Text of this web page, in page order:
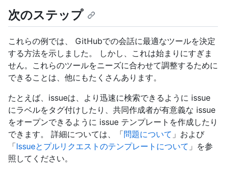
次のステップ
これらの例では、 GitHubでの会話に最適なツールを決定
する方法を示しました。 しかし、これは始まりにすぎま
せん。これらのツールをニーズに合わせて調整するために
できることは、他にもたくさんあります。
たとえば、issueは、より迅速に検索できるように issue
にラベルをタグ付けしたり、共同作成者が有意義な issue
をオープンできるように issue テンプレートを作成したり
できます。 詳細については、「問題について 」および
「Issueとプルリクエストのテンプレートについて 」を参
照してください。